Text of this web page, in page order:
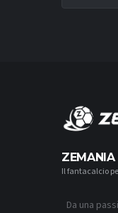
ZEMANIA
Il fantacalcio
Da una